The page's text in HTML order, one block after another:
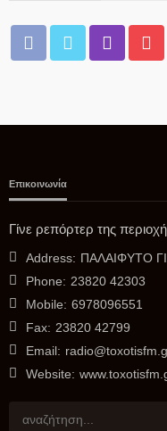
Δ.ΑΛΜΩΠΊΑΣ
ΕΙΔΙΚΗ ΣΥΝΕΔΡΙΑΣΗ
Επικοινωνία
Γίνε ρεπόρτερ της
Address: ΠΑΛΑΙΦΥΤΟ
Phone: 23820 42303
Mobile: 6978096551
Fax: 23820 42799
Email:
Website: